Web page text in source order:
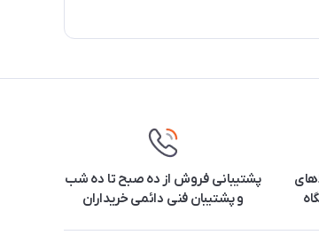
پشتیبانی فروش از ده صبح تا ده شب
و پشتیبان فنی دائمی خریداران